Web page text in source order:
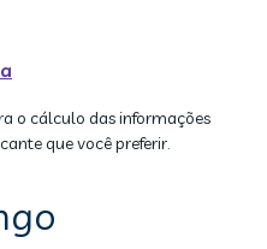
o cálculo das informações
que você preferir.